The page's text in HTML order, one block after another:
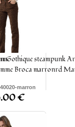
Gothique steampunk
Broca marronrd
marron
-2XL-
€